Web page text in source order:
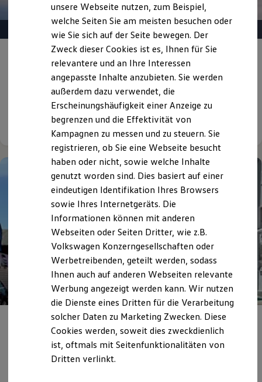
Nachhaltigkeit
Technologie
Kosten und Kauf
Kaufoptionen
E-Auto-Förderung
Software und Konnektivität
Die ID. Software 6
ID. Software Versionen und Updates
Digitale Extras
Schnittstellen zu Ihrem ID.
Hybridautos
Marke und Erlebnis
Volkswagen R und R Experience
R-Modelle
R Experience
Driving Experience
Volkswagen entdecken
Werkbesichtigung
Lifestyle Shop
T-Roc Kollektion
Golf Kollektion
ID. Kollektion
Volkswagen Kollektion
R-Kollektion
GTI Kollektion
Fußball Drop
we drive football
#wedriveproud
Besitzer und Service
Software Updates
Service und Ersatzteile
Gepflegt, geprüft und für gut befunden.
Volkswagen Zertifizierte
Gebrauchtwagen.
Details ansehen
Wir das Autohaus Perski –Ein
Unternehmen mit über 45-jähriger
Geschichte
unsere Webseite nutzen, zum Beispiel,
welche Seiten Sie am meisten besuchen oder
wie Sie sich auf der Seite bewegen. Der
Zweck dieser Cookies ist es, Ihnen für Sie
relevantere und an Ihre Interessen
angepasste Inhalte anzubieten. Sie werden
außerdem dazu verwendet, die
Erscheinungshäufigkeit einer Anzeige zu
begrenzen und die Effektivität von
Kampagnen zu messen und zu steuern. Sie
registrieren, ob Sie eine Webseite besucht
haben oder nicht, sowie welche Inhalte
genutzt worden sind. Dies basiert auf einer
eindeutigen Identifikation Ihres Browsers
sowie Ihres Internetgeräts. Die
Informationen können mit anderen
Webseiten oder Seiten Dritter, wie z.B.
Volkswagen Konzerngesellschaften oder
Werbetreibenden, geteilt werden, sodass
Ihnen auch auf anderen Webseiten relevante
Werbung angezeigt werden kann. Wir nutzen
die Dienste eines Dritten für die Verarbeitung
solcher Daten zu Marketing Zwecken. Diese
Cookies werden, soweit dies zweckdienlich
ist, oftmals mit Seitenfunktionalitäten von
Dritten verlinkt.